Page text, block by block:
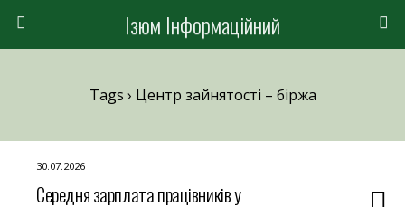
Ізюм Інформаційний
Tags › Центр зайнятості – біржа
30.07.2026
Середня зарплата працівників у